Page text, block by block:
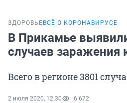
ЗДОРОВЬЕ ВСЁ О КОРОНАВИРУСЕ
В Прикамье
случаев заражения
Всего в регионе 3801
2 июля 2020, 12:30 6 672